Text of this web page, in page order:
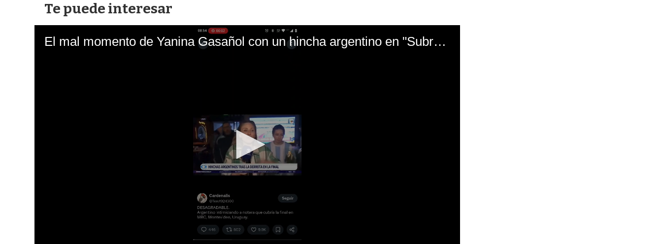
Te puede interesar
El mal momento de Yanina Gasañol con un hincha argentino en "Subrayado"